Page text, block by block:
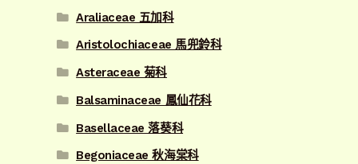
Araliaceae 五加科
Aristolochiaceae 馬兜鈴科
Asteraceae 菊科
Balsaminaceae 鳳仙花科
Basellaceae 落葵科
Begoniaceae 秋海棠科